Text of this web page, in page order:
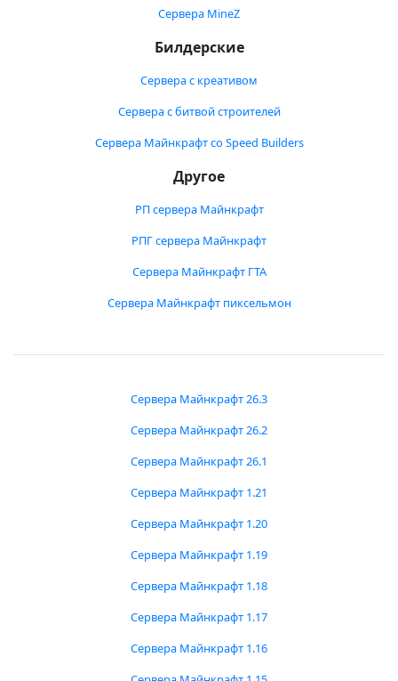
Сервера MineZ
Билдерские
Сервера с креативом
Сервера с битвой строителей
Сервера Майнкрафт со Speed Builders
Другое
РП сервера Майнкрафт
РПГ сервера Майнкрафт
Сервера Майнкрафт ГТА
Сервера Майнкрафт пиксельмон
Сервера Майнкрафт 26.3
Сервера Майнкрафт 26.2
Сервера Майнкрафт 26.1
Сервера Майнкрафт 1.21
Сервера Майнкрафт 1.20
Сервера Майнкрафт 1.19
Сервера Майнкрафт 1.18
Сервера Майнкрафт 1.17
Сервера Майнкрафт 1.16